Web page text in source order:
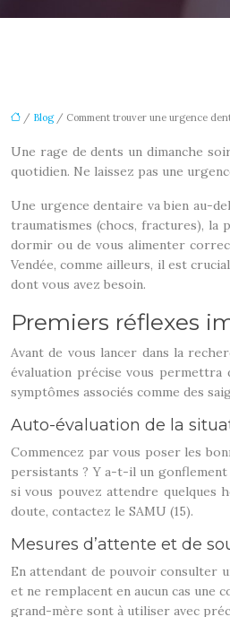
/ Blog/ Comment trouver une urgence
Une rage de dents un dimanche
quotidien. Ne laissez pas une
Une urgence dentaire va bien au-
traumatismes (chocs, fractures), la
dormir ou de vous alimenter
Vendée, comme ailleurs, il est
dont vous avez besoin.
Premiers réflexes
Avant de vous lancer dans la
évaluation précise vous permettra
symptômes associés comme des
Auto-évaluation de la
Commencez par vous poser les
persistants ? Y a-t-il un gonflement
si vous pouvez attendre quelques
doute, contactez le SAMU (15).
Mesures d’attente et de
En attendant de pouvoir consulter
et ne remplacent en aucun cas une
grand-mère sont à utiliser avec